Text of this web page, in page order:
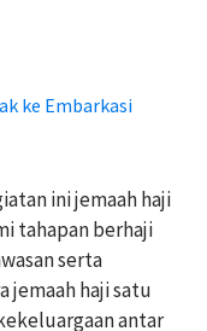
ke Embarkasi
ini jemaah haji
tahapan berhaji
serta
jemaah haji satu
antar